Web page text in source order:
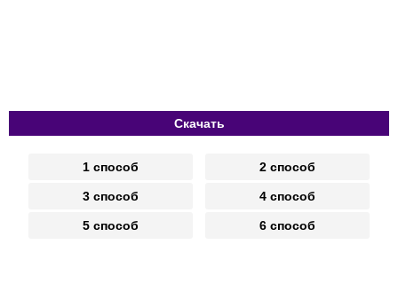
Скачать
1 способ 2 способ
3 способ 4 способ
5 способ 6 способ